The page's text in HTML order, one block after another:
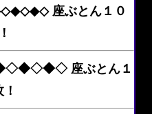
座ぶとん１０
座ぶとん１